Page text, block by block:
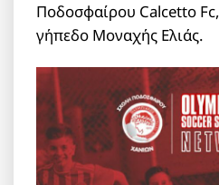
Ποδοσφαίρου Calcetto
γήπεδο Μοναχής Ελιάς.